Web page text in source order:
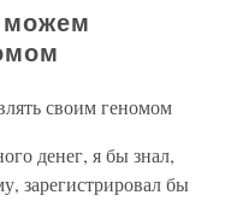
можем
своим геномом
денег, я бы знал,
зарегистрировал бы